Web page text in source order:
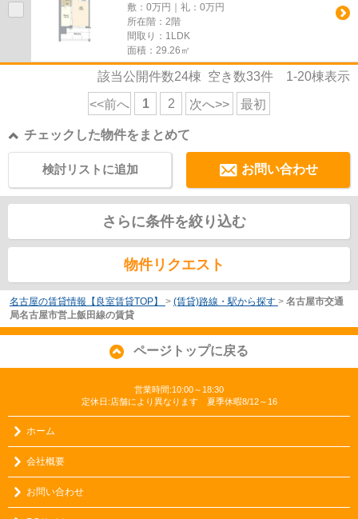
敷：0万円｜礼：0万円
所在階：2階
間取り：1LDK
面積：29.26㎡
該当公開件数24棟 空き数33件 1-20棟表示
<<前へ 1 2 次へ>> 最初
チェックした物件をまとめて
お問い合わせ
検討リストに追加
さらに条件を絞り込む
物件リクエスト
名古屋の賃貸情報【良室賃貸TOP】 > (賃貸)路線・駅から探す > 名古屋市交通
局名古屋市営上飯田線の賃貸
ページトップに戻る
営業時間:10:00～18:30
定休日:店舗により異なります 夏季休暇8/12～16
ホーム
会社概要
お問い合わせ